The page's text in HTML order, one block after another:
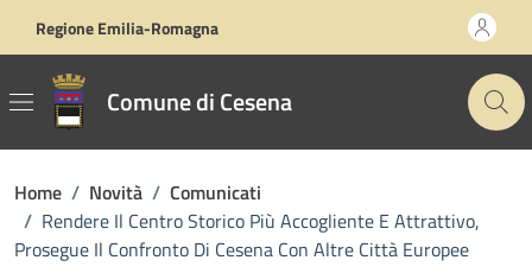
Regione Emilia-Romagna
Comune di Cesena
Home / Novità / Comunicati
/ Rendere Il Centro Storico Più Accogliente E Attrattivo,
Prosegue Il Confronto Di Cesena Con Altre Città Europee